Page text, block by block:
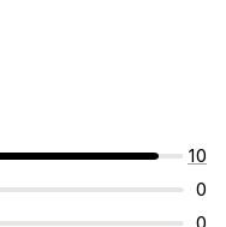
10
0